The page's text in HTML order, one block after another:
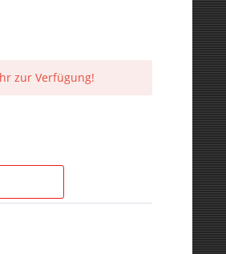
zur Verfügung!